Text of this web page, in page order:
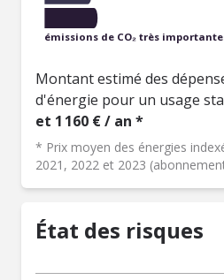
émissions de CO₂ très
Montant estimé des
d'énergie pour un usage
et 1 160 € / an *
* Prix moyen des énergies
2021, 2022 et 2023
État des risques